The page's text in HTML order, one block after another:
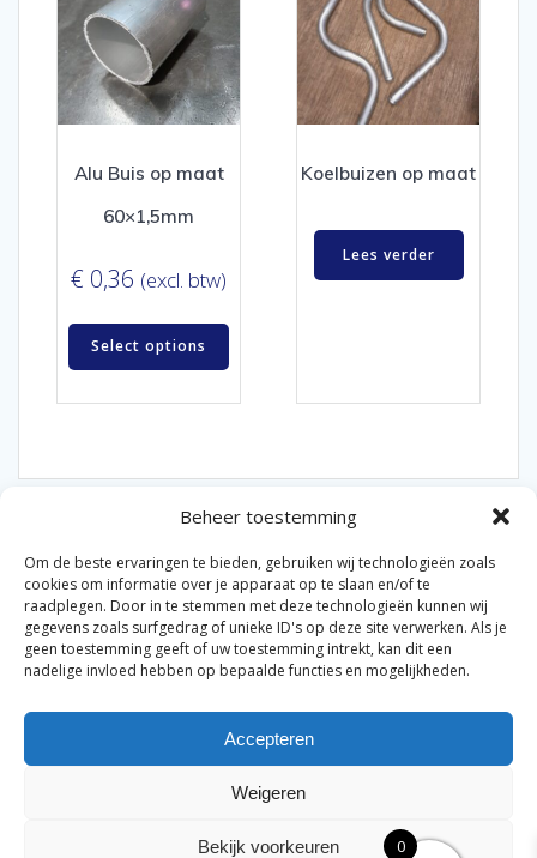
Beheer toestemming
Om de beste ervaringen te bieden, gebruiken wij technologieën zoals
cookies om informatie over je apparaat op te slaan en/of te
raadplegen. Door in te stemmen met deze technologieën kunnen wij
gegevens zoals surfgedrag of unieke ID's op deze site verwerken. Als je
geen toestemming geeft of uw toestemming intrekt, kan dit een
nadelige invloed hebben op bepaalde functies en mogelijkheden.
Accepteren
Weigeren
Bekijk voorkeuren
Alu Buis op maat
60×1,5mm
€ 0,36 (excl. btw)
Select options
Koelbuizen op maat
Lees verder
© 2026 Van der Bel Las en Radiateurenbedrijf.
Privacyverklaring|Cookiebeleid|Retourbeleid|
Algemene voorwaarden voor consumenten
algemene voorwaarden
Disclaimer
genoemd. Geen officiële samenwerking tenzij anders
0